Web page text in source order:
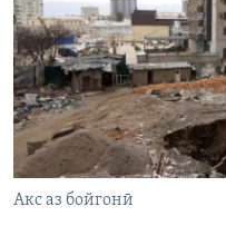
Акс аз бойгонӣ